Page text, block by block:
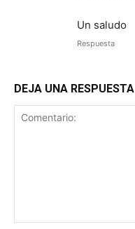
Un saludo
Respuesta
DEJA UNA RESPUESTA